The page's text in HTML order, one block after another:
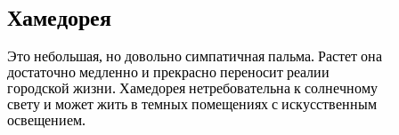
Хамедорея
Это небольшая, но довольно симпатичная пальма. Растет она
достаточно медленно и прекрасно переносит реалии
городской жизни. Хамедорея нетребовательна к солнечному
свету и может жить в темных помещениях с искусственным
освещением.